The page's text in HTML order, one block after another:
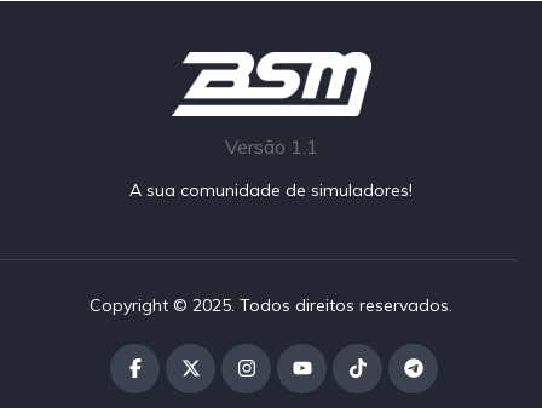
Versão 1.1
A sua comunidade de simuladores!
Copyright © 2025. Todos direitos reservados.